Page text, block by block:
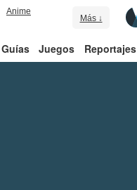
Anime
Más ↓
Guías Juegos Reportajes